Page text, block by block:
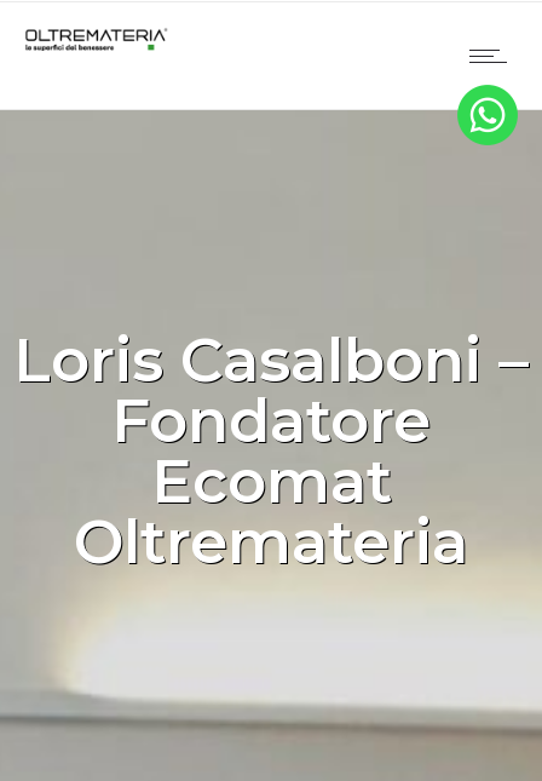
Loris Casalboni –
Fondatore
Ecomat
Oltremateria